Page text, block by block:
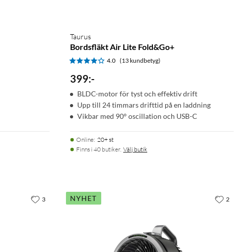
Taurus
Bordsfläkt Air Lite Fold&Go+
4.0 (13 kundbetyg)
399:-
BLDC-motor för tyst och effektiv drift
Upp till 24 timmars drifttid på en laddning
Vikbar med 90° oscillation och USB-C
Online: 20+ st
Finns i 40 butiker. Välj butik
3 NYHET 2